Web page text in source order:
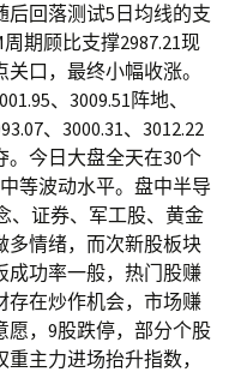
后回落测试5日均线的支
期顾比支撑2987.21现
口，最终小幅收涨。
、3009.51阵地、
、3000.31、3012.22
。今日大盘全天在30个
等波动水平。盘中半导
、证券、军工股、黄金
多情绪，而次新股板块
成功率一般，热门股赚
存在炒作机会，市场赚
愿，9股跌停，部分个股
主力进场抬升指数，